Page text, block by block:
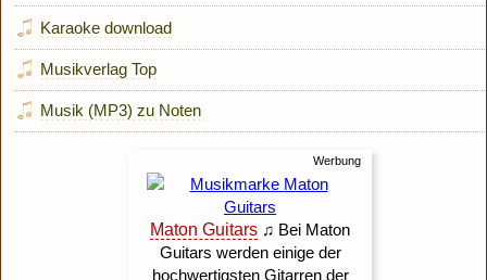
Karaoke download
Musikverlag Top
Musik (MP3) zu Noten